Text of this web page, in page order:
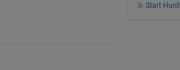
Start